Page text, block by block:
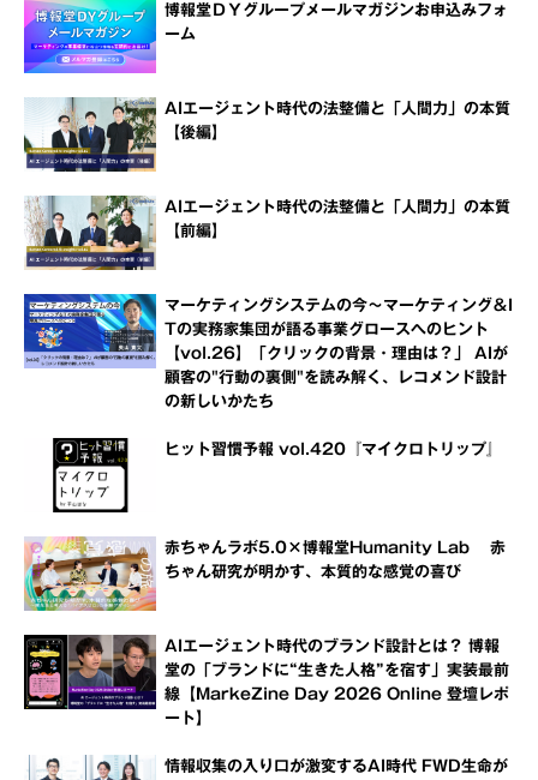
博報堂ＤＹグループメールマガジンお申込みフォ
ーム
AIエージェント時代の法整備と「人間力」の本質
【後編】
AIエージェント時代の法整備と「人間力」の本質
【前編】
マーケティングシステムの今～マーケティング＆I
Tの実務家集団が語る事業グロースへのヒント
【vol.26】「クリックの背景・理由は？」 AIが
顧客の"行動の裏側"を読み解く、レコメンド設計
の新しいかたち
ヒット習慣予報 vol.420『マイクロトリップ』
赤ちゃんラボ5.0×博報堂Humanity Lab 赤
ちゃん研究が明かす、本質的な感覚の喜び
AIエージェント時代のブランド設計とは？ 博報
堂の「ブランドに“生きた人格”を宿す」実装最前
線【MarkeZine Day 2026 Online 登壇レポ
ート】
情報収集の入り口が激変するAI時代 FWD生命が